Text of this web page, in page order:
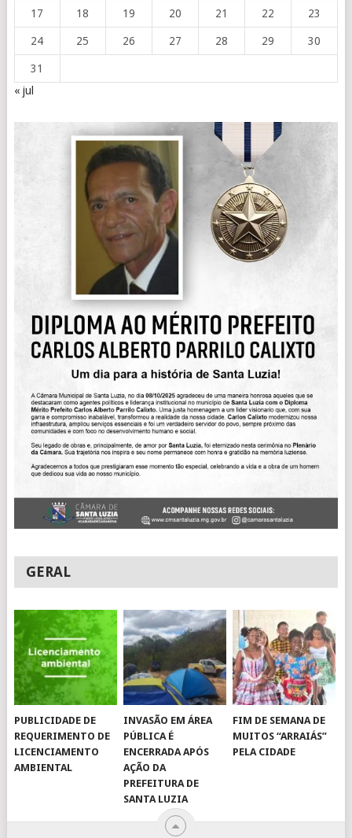
17 18 19 20 21 22 23
24 25 26 27 28 29 30
31
« jul
GERAL
PUBLICIDADE DE
REQUERIMENTO DE
LICENCIAMENTO
AMBIENTAL
INVASÃO EM ÁREA
PÚBLICA É
ENCERRADA APÓS
AÇÃO DA
PREFEITURA DE
SANTA LUZIA
FIM DE SEMANA DE
MUITOS “ARRAIÁS”
PELA CIDADE